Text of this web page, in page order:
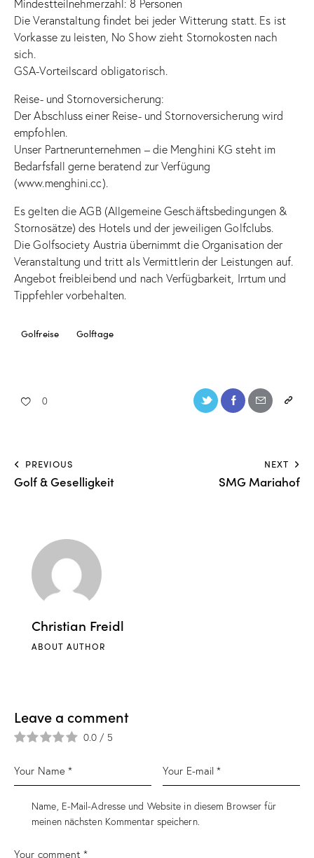
Mindestteilnehmerzahl: 8 Personen
Die Veranstaltung findet bei jeder Witterung statt. Es ist
Vorkasse zu leisten, No Show zieht Stornokosten nach
sich.
GSA-Vorteilscard obligatorisch.
Reise- und Stornoversicherung:
Der Abschluss einer Reise- und Stornoversicherung wird
empfohlen.
Unser Partnerunternehmen – die Menghini KG steht im
Bedarfsfall gerne beratend zur Verfügung
(www.menghini.cc).
Es gelten die AGB (Allgemeine Geschäftsbedingungen &
Stornosätze) des Hotels und der jeweiligen Golfclubs.
Die Golfsociety Austria übernimmt die Organisation der
Veranstaltung und tritt als Vermittlerin der Leistungen auf.
Angebot freibleibend und nach Verfügbarkeit, Irrtum und
Tippfehler vorbehalten.
Golfreise Golftage
0
PREVIOUS
Golf & Geselligkeit
NEXT
SMG Mariahof
Christian Freidl
ABOUT AUTHOR
Leave a comment
0.0 / 5
Name, E-Mail-Adresse und Website in diesem Browser für
meinen nächsten Kommentar speichern.